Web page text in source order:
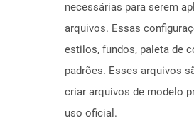
necessárias para serem
arquivos. Essas
estilos, fundos, paleta de
padrões. Esses arquivos
criar arquivos de modelo
uso oficial.